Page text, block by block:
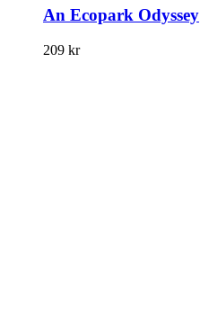
An Ecopark Odyssey
209 kr